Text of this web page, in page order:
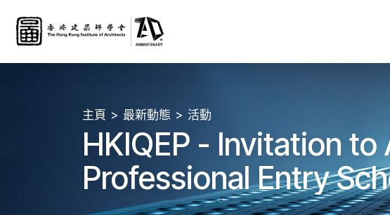
主頁 最新動態 活動
HKIQEP - Invitation
Professional Entry